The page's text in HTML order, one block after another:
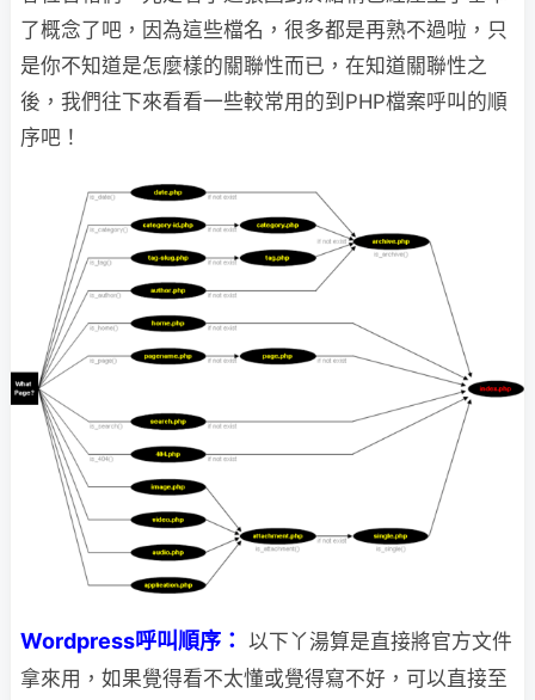
了概念了吧，因為這些檔名，很多都是再熟不過啦，只
是你不知道是怎麼樣的關聯性而已，在知道關聯性之
後，我們往下來看看一些較常用的到PHP檔案呼叫的順
序吧！
Wordpress呼叫順序： 以下丫湯算是直接將官方文件
拿來用，如果覺得看不太懂或覺得寫不好，可以直接至